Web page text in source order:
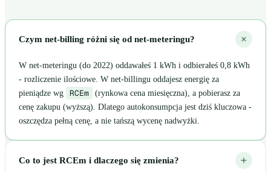
Czym net-billing różni się od net-meteringu?
W net-meteringu (do 2022) oddawałeś 1 kWh i odbierałeś 0,8 kWh
- rozliczenie ilościowe. W net-billingu oddajesz energię za
pieniądze wg
RCEm
(rynkowa cena miesięczna), a pobierasz za
cenę zakupu (wyższą). Dlatego autokonsumpcja jest dziś kluczowa -
oszczędza pełną cenę, a nie tańszą wycenę nadwyżki.
Co to jest RCEm i dlaczego się zmienia?